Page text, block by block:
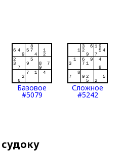
Базовое
#5079
Сложное
#5242